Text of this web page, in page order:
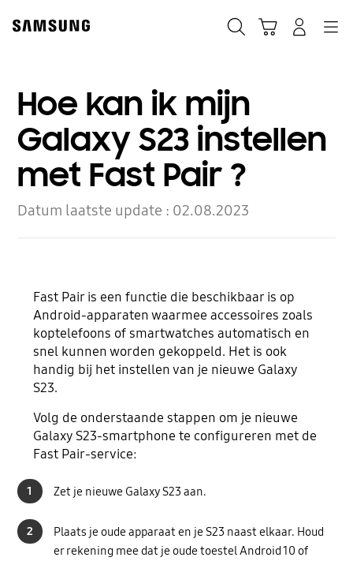
content
Hoe kan ik mijn
Galaxy S23 instellen
met Fast Pair ?
Datum laatste update : 02.08.2023
Fast Pair is een functie die beschikbaar is op
Android-apparaten waarmee accessoires zoals
koptelefoons of smartwatches automatisch en
snel kunnen worden gekoppeld. Het is ook
handig bij het instellen van je nieuwe Galaxy
S23.
Volg de onderstaande stappen om je nieuwe
Galaxy S23-smartphone te configureren met de
Fast Pair-service:
1 Zet je nieuwe Galaxy S23 aan.
2
Plaats je oude apparaat en je S23 naast elkaar. Houd
er rekening mee dat je oude toestel Android 10 of